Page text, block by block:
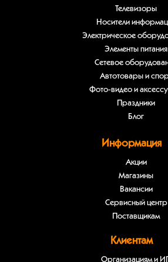
Телевизоры
Носители
Электрическое
Элементы питания
Сетевое
Автотовары и
Фото-видео и
Праздники
Блог
Информация
Акции
Магазины
Вакансии
Сервисный центр
Поставщикам
Клиентам
Организациям и